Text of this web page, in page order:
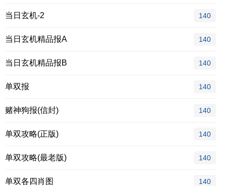
当日玄机-2 140
当日玄机精品报A 140
当日玄机精品报B 140
单双报 140
赌神狗报(信封) 140
单双攻略(正版) 140
单双攻略(最老版) 140
单双各四肖图 140